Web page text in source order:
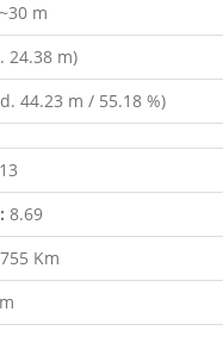
~30 m
24.38 m)
44.23 m / 55.18 %)
8.69
Km